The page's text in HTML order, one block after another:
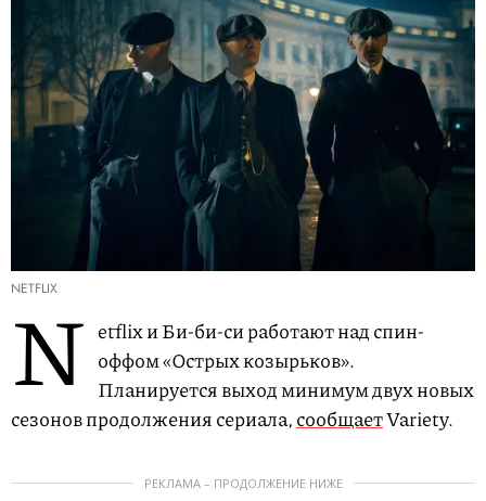
NETFLIX
N etflix и Би-би-си работают над спин-
оффом «Острых козырьков».
Планируется выход минимум двух новых
сезонов продолжения сериала,сообщаетVariety.
РЕКЛАМА – ПРОДОЛЖЕНИЕ НИЖЕ